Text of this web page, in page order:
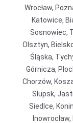
Wrocław,
Katowice,
Sosnowiec,
Olsztyn,
Śląska,
Górnicza,
Chorzów,
Słupsk,
Siedlce,